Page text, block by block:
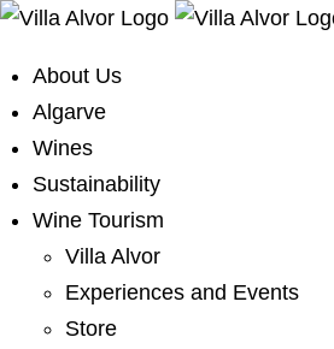
About Us
Algarve
Wines
Sustainability
Wine Tourism
Villa Alvor
Experiences and Events
Store